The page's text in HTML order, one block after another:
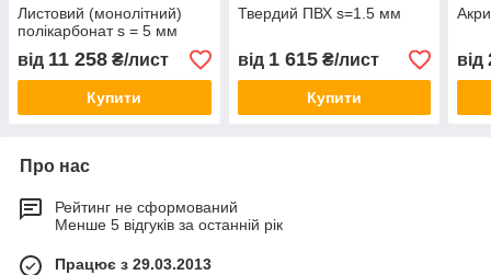
Листовий (монолітний)
полікарбонат s = 5 мм
від 11 258 ₴/лист
Купити
Твердий ПВХ s=1.5 мм
від 1 615₴/лист
Купити
від
Про нас
Рейтинг не сформований
Менше 5 відгуків за останній рік
Працює з 29.03.2013